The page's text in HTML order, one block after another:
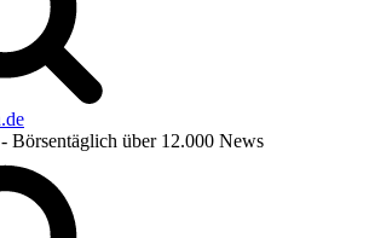
- Börsentäglich über 12.000 News